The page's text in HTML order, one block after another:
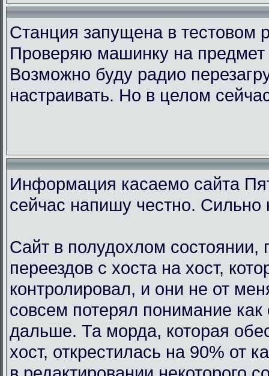
Станция запущена в тестовом
Проверяю машинку на предмет
Возможно буду радио
настраивать. Но в целом
Информация касаемо сайта
сейчас напишу честно. Сильно
Сайт в полудохлом состоянии,
переездов с хоста на хост,
контролировал, и они не от
совсем потерял понимание как
дальше. Та морда, которая
хост, открестилась на 90% от